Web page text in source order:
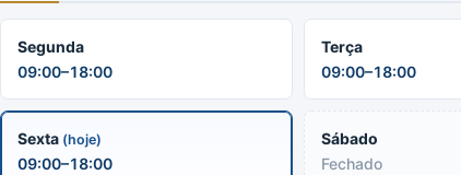
Segunda
09:00–18:00
Terça
09:00–18:00
Sexta (hoje)
09:00–18:00
Sábado
Fechado